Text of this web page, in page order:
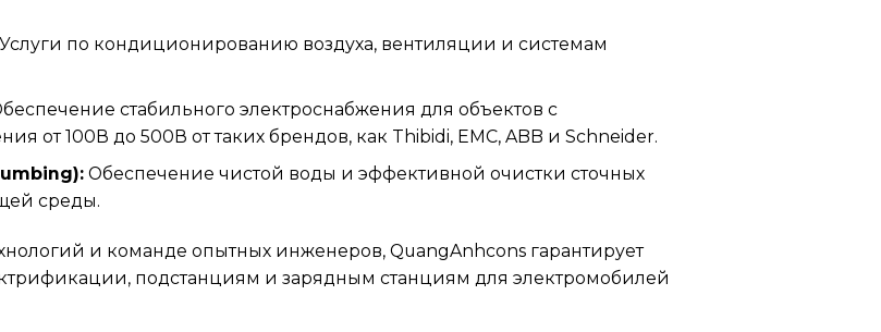
Услуги по кондиционированию воздуха, вентиляции и системам
стабильного электроснабжения для объектов с
от 100В до 500В от таких брендов, как Thibidi, EMC, ABB и Schneider.
Обеспечение чистой воды и эффективной очистки сточных
среды.
и команде опытных инженеров, QuangAnhcons гарантирует
подстанциям и зарядным станциям для электромобилей